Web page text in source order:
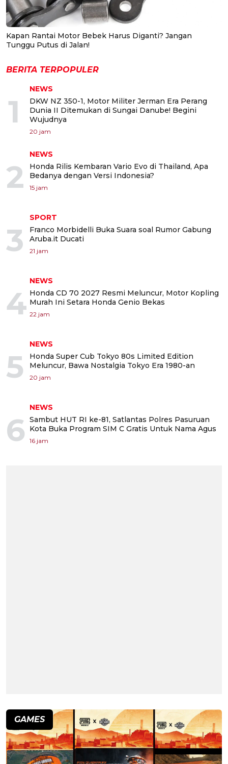
Kapan Rantai Motor Bebek Harus Diganti? Jangan
Tunggu Putus di Jalan!
BERITA TERPOPULER
1
NEWS
DKW NZ 350-1, Motor Militer Jerman Era Perang
Dunia II Ditemukan di Sungai Danube! Begini
Wujudnya
20 jam
2
NEWS
Honda Rilis Kembaran Vario Evo di Thailand, Apa
Bedanya dengan Versi Indonesia?
15 jam
3
SPORT
Franco Morbidelli Buka Suara soal Rumor Gabung
Aruba.it Ducati
21 jam
4
NEWS
Honda CD 70 2027 Resmi Meluncur, Motor Kopling
Murah Ini Setara Honda Genio Bekas
22 jam
5
NEWS
Honda Super Cub Tokyo 80s Limited Edition
Meluncur, Bawa Nostalgia Tokyo Era 1980-an
20 jam
6
NEWS
Sambut HUT RI ke-81, Satlantas Polres Pasuruan
Kota Buka Program SIM C Gratis Untuk Nama Agus
16 jam
GAMES